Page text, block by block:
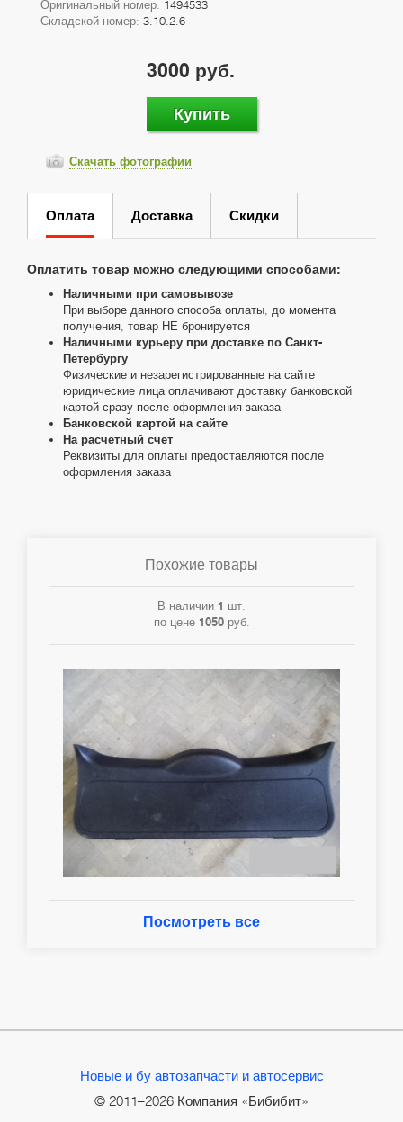
Оригинальный номер: 1494533
Складской номер: 3.10.2.6
3000 руб.
Купить
Скачать фотографии
Оплата Доставка Скидки
Оплатить товар можно следующими способами:
Наличными при самовывозе
При выборе данного способа оплаты, до момента
получения, товар НЕ бронируется
Наличными курьеру при доставке по Санкт-
Петербургу
Физические и незарегистрированные на сайте
юридические лица оплачивают доставку банковской
картой сразу после оформления заказа
Банковской картой на сайте
На расчетный счет
Реквизиты для оплаты предоставляются после
оформления заказа
Похожие товары
В наличии 1 шт.
по цене 1050руб.
Посмотреть все
Новые и бу автозапчасти и автосервис
© 2011–2026 Компания «Бибибит»